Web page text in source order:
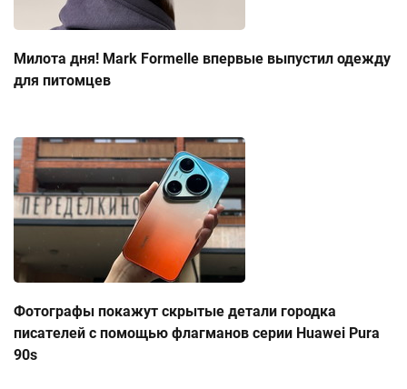
Милота дня! Mark Formelle впервые выпустил одежду
для питомцев
Фотографы покажут скрытые детали городка
писателей с помощью флагманов серии Huawei Pura
90s